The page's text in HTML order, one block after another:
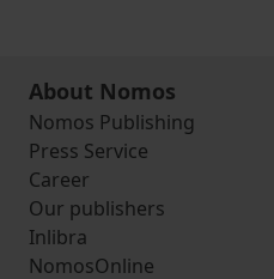
About Nomos
Nomos Publishing
Press Service
Career
Our publishers
Inlibra
NomosOnline